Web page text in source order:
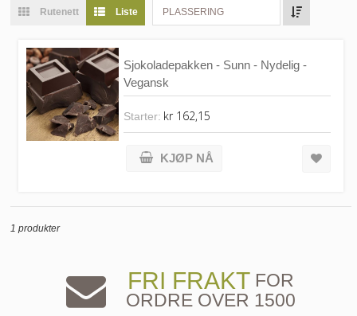
Rutenett Liste PLASSERING
Sjokoladepakken - Sunn - Nydelig -
Vegansk
Starter: kr 162,15
KJØP NÅ
1 produkter
FRI FRAKTFOR
ORDRE OVER 1500